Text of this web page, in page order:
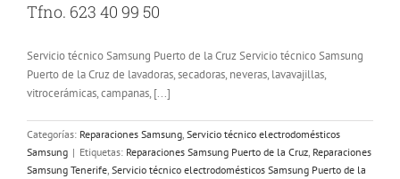
Tfno. 623 40 99 50
Servicio técnico Samsung Puerto de la Cruz Servicio técnico Samsung
Puerto de la Cruz de lavadoras, secadoras, neveras, lavavajillas,
vitrocerámicas, campanas, [...]
Categorías: Reparaciones Samsung, Servicio técnico electrodomésticos
Samsung | Etiquetas: Reparaciones Samsung Puerto de la Cruz, Reparaciones
Samsung Tenerife, Servicio técnico electrodomésticos Samsung Puerto de la